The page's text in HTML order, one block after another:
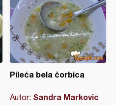
Pileća bela čorbica
Autor: Sandra Markovic